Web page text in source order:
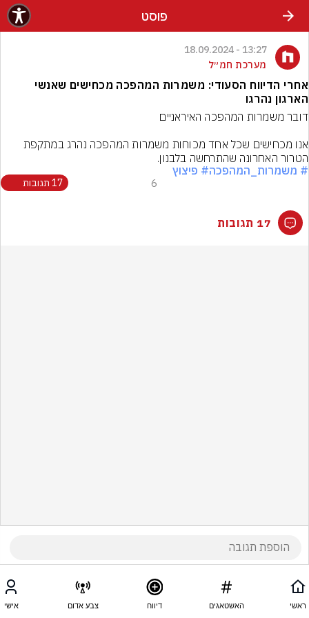
פוסט
13:27 - 18.09.2024
מערכת חמ״ל
אחרי הדיווח הסעודי: משמרות המהפכה מכחישים שאנשי
הארגון נהרגו
הטרור האחרונה שהתרחשה בלבנון.
# משמרות_המהפכה# פיצוץ
6 17 תגובות
17 תגובות
ראשי האשטאגים דיווח צבע אדום אישי